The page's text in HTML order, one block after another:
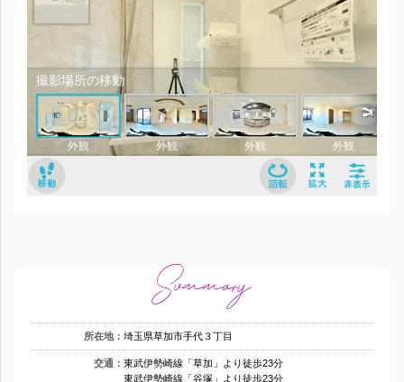
所在地： 埼玉県草加市手代３丁目
交通： 東武伊勢崎線「草加」より徒歩23分
東武伊勢崎線「谷塚」より徒歩23分